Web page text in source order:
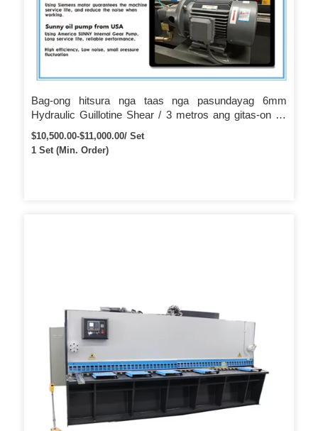
Bag-ong hitsura nga taas nga pasundayag 6mm
Hydraulic Guillotine Shear / 3 metros ang gitas-on sa
Metal Plate Cutting Machine alang sa Iron
$10,500.00-$11,000.00/ Set
1 Set (Min. Order)